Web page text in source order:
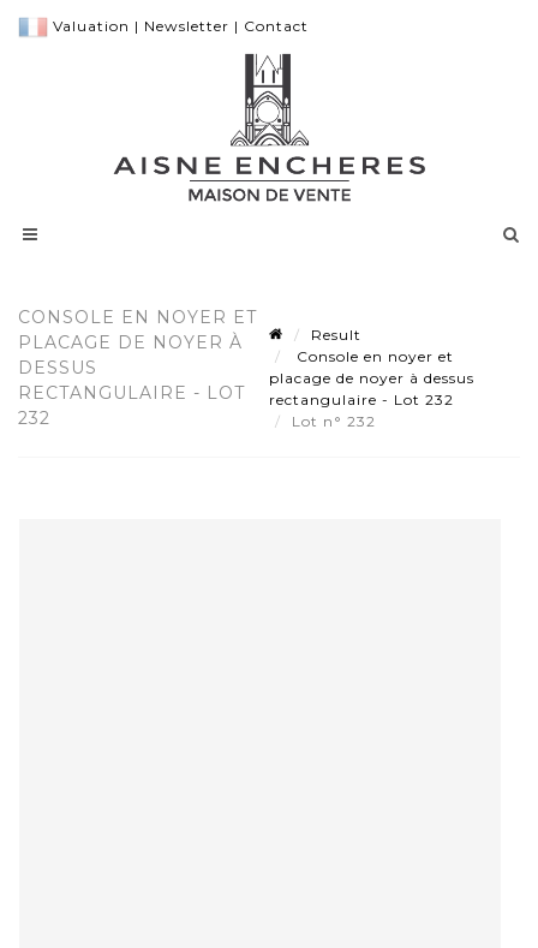
Valuation | Newsletter | Contact
CONSOLE EN NOYER ET
PLACAGE DE NOYER À
DESSUS
RECTANGULAIRE - LOT
232
Result
Console en noyer et
placage de noyer à dessus
rectangulaire - Lot 232
Lot n° 232